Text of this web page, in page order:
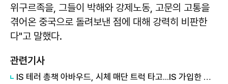
위구르족을, 그들이 박해와 강제노동, 고문의 고통을
겪어온 중국으로 돌려보낸 점에 대해 강력히 비판한
다"고 말했다.
관련기사
IS 테러 총책 아바우드, 시체 매단 트럭 타고...IS 가입한 중국 위구르족 300명 넘어